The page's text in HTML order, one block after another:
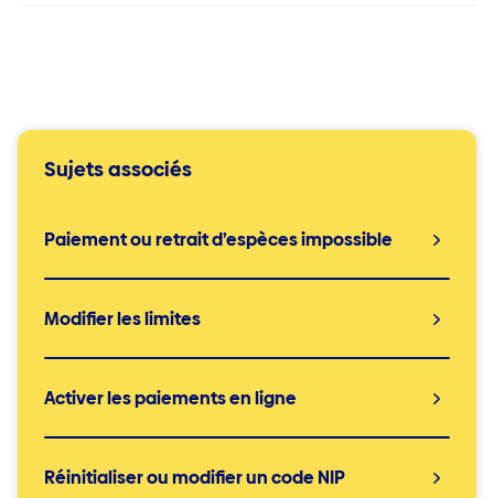
Sujets associés
Paiement ou retrait d’espèces impossible
Modifier les limites
Activer les paiements en ligne
Réinitialiser ou modifier un code NIP